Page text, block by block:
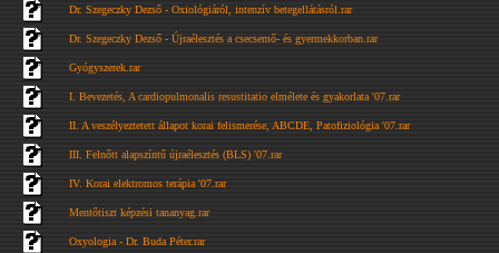
Dr. Szegeczky Dezső - Oxiológiáról, intenzív betegellátásról.rar
Dr. Szegeczky Dezső - Újraélesztés a csecsemő- és gyermekkorban.rar
Gyógyszerek.rar
I. Bevezetés, A cardiopulmonalis resustitatio elmélete és gyakorlata '07.rar
II. A veszélyeztetett állapot korai felismerése, ABCDE, Patofiziológia '07.rar
III. Felnőtt alapszíntű újraélesztés (BLS) '07.rar
IV. Korai elektromos terápia '07.rar
Mentőtiszt képzési tananyag.rar
Oxyologia - Dr. Buda Péter.rar